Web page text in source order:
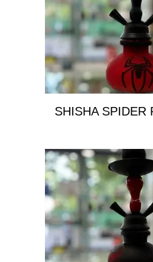
SHISHA SPIDER